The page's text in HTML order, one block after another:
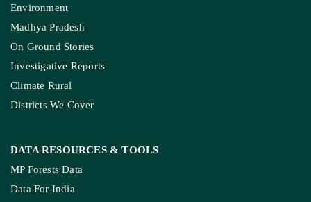
Environment
Madhya Pradesh
On Ground Stories
Investigative Reports
Climate Rural
Districts We Cover
DATA RESOURCES & TOOLS
MP Forests Data
Data For India